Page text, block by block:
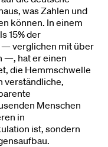
was Zahlen und
können. In einem
15% der
— verglichen mit über
—, hat er einen
die Hemmschwelle
verständliche,
Menschen
in
ist, sondern